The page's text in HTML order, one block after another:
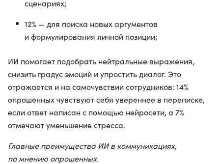
сценариях;
12% — для поиска новых аргументов
и формулирования личной позиции;
ИИ помогает подобрать нейтральные выражения,
снизить градус эмоций и упростить диалог. Это
отражается и на самочувствии сотрудников: 14%
опрошенных чувствуют себя увереннее в переписке,
если ответ написан с помощью нейросети, а 7%
отмечают уменьшение стресса.
Главные преимущества ИИ в коммуникациях,
по мнению опрошенных.